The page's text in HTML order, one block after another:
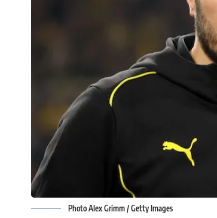
Photo Alex Grimm / Getty Images